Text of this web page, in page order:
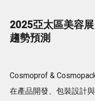
2025亞太區美容
趨勢預測
Cosmoprof &
在產品開發、包裝設計